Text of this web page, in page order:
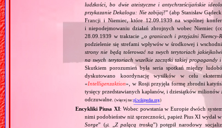
ludzkości, bo dwie ateistyczne i antychrześcijańskie
przykazanie Dekalogu: Nie zabijaj!” (abp Stanisław
Francji i Niemiec, które 12.09.1939 na wspólnej
i niepodejmowaniu działań zbrojnych wobec Niemiec
28.09.1939 w traktacie „ o granicach i przyjaźni
podzielenie się strefami wpływów w środkowej i
strony nie będą tolerować na swych terytoriach
na swych terytoriach wszelkie zaczątki takiej
Skutkiem porozumień była seria spotkań między
dyskutowano koordynację wysiłków w celu
«Intelligenzaktion», w Rosji przyjęła formę zbrodni
tysięcy przedstawianych kapłanów, i dziesiątków
odczuwalne. (więcej na:pl.wikipedia.org)
Encykliki Piusa XI: Wobec powstania w Europie dwóch
nimi podobieństw niż sprzeczności, papież Pius XI
Sorge” (pl. Z palącą troską”) potępił narodowy